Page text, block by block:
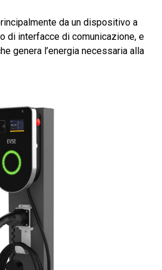
da un dispositivo a
di interfacce di comunicazione, e
genera l’energia necessaria alla